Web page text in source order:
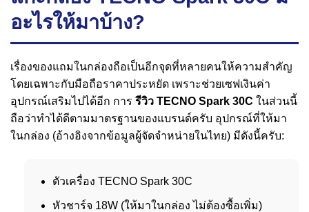
อะไรให้มาบ้าง?
เรื่องของแถมในกล่องถือเป็นอีกจุดที่หลายคนให้ความสำคัญ
โดยเฉพาะกับมือถือราคาประหยัด เพราะช่วยเซฟเงินค่า
อุปกรณ์เสริมไปได้อีก การ รีวิว TECNO Spark 30C ในส่วนนี้
ถือว่าทำได้ดีตามมาตรฐานของแบรนด์ครับ อุปกรณ์ที่ให้มา
ในกล่อง (อ้างอิงจากข้อมูลผู้จัดจำหน่ายในไทย) มีดังนี้ครับ:
ตัวเครื่อง TECNO Spark 30C
หัวชาร์จ 18W (ให้มาในกล่อง ไม่ต้องซื้อเพิ่ม)